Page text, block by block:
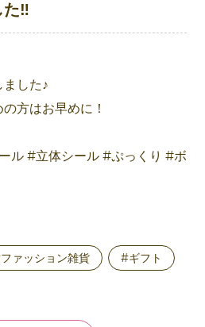
た‼️
した♪
方はお早めに！
ル #立体シール #ぷっくり #ボ
ァッション雑貨 #ギフト